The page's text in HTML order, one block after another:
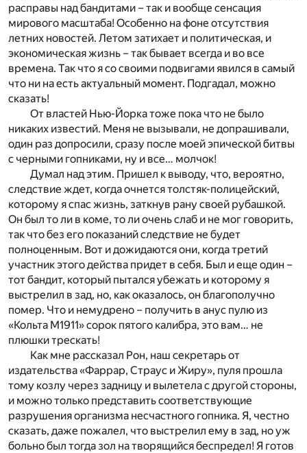
расправы над бандитами – так и вообще сенсация
мирового масштаба! Особенно на фоне отсутствия
летних новостей. Летом затихает и политическая, и
экономическая жизнь – так бывает всегда и во все
времена. Так что я со своими подвигами явился в самый
что ни на есть актуальный момент. Подгадал, можно
сказать!
От властей Нью-Йорка тоже пока что не было
никаких известий. Меня не вызывали, не допрашивали,
один раз допросили, сразу после моей эпической битвы
с черными гопниками, ну и все… молчок!
Думал над этим. Пришел к выводу, что, вероятно,
следствие ждет, когда очнется толстяк-полицейский,
которому я спас жизнь, заткнув рану своей рубашкой.
Он был то ли в коме, то ли очень слаб и не мог говорить,
так что без его показаний следствие не будет
полноценным. Вот и дожидаются они, когда третий
участник этого действа придет в себя. Был и еще один –
тот бандит, который пытался убежать и которому я
выстрелил в зад, но, как оказалось, он благополучно
помер. Что и немудрено – получить в анус пулю из
«Кольта М1911» сорок пятого калибра, это вам… не
плюшки трескать!
Как мне рассказал Рон, наш секретарь от
издательства «Фаррар, Страус и Жиру», пуля прошла
тому козлу через задницу и вылетела с другой стороны,
и можно только представить соответствующие
разрушения организма несчастного гопника. Я, честно
сказать, даже пожалел, что выстрелил ему в зад, но уж
больно был тогда зол на творящийся беспредел! Я готов